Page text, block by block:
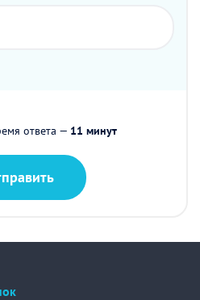
ответа — 11 минут